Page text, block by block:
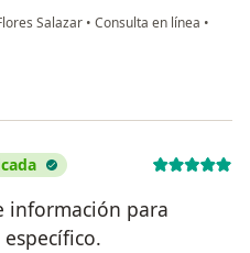
Salazar • Consulta en línea •
información para